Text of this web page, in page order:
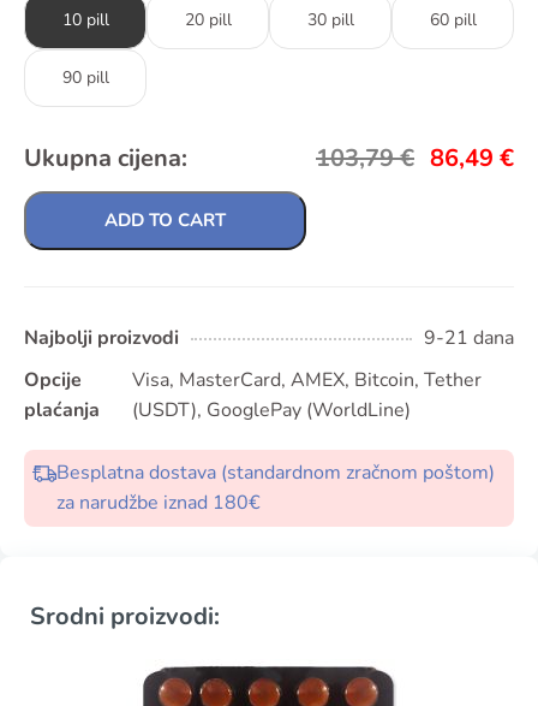
10 pill 20 pill 30 pill 60 pill
90 pill
Ukupna cijena: 103,79€ 86,49 €
ADD TO CART
Najbolji proizvodi
9-21 dana
Opcije
plaćanja
Visa, MasterCard, AMEX, Bitcoin, Tether
(USDT), GooglePay (WorldLine)
Besplatna dostava (standardnom zračnom poštom)
za narudžbe iznad 180€
Srodni proizvodi: